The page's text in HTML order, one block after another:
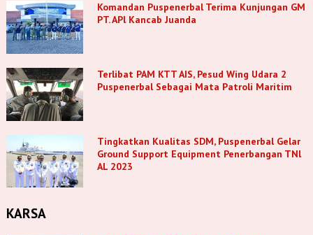
Komandan Puspenerbal Terima Kunjungan GM
PT. APl Kancab Juanda
Terlibat PAM KTT AIS, Pesud Wing Udara 2
Puspenerbal Sebagai Mata Patroli Maritim
Tingkatkan Kualitas SDM, Puspenerbal Gelar
Ground Support Equipment Penerbangan TNl
AL 2023
KARSA